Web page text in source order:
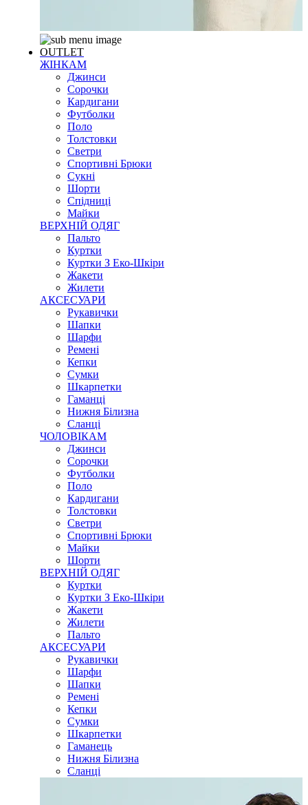
OUTLET
ЖІНКАМ
Джинси
Сорочки
Кардигани
Футболки
Поло
Толстовки
Светри
Спортивні Брюки
Сукні
Шорти
Спідниці
Майки
ВЕРХНІЙ ОДЯГ
Пальто
Куртки
Куртки З Еко-Шкіри
Жакети
Жилети
АКСЕСУАРИ
Рукавички
Шапки
Шарфи
Ремені
Кепки
Сумки
Шкарпетки
Гаманці
Нижня Білизна
Сланці
ЧОЛОВІКАМ
Джинси
Сорочки
Футболки
Поло
Кардигани
Толстовки
Светри
Спортивні Брюки
Майки
Шорти
ВЕРХНІЙ ОДЯГ
Куртки
Куртки З Еко-Шкіри
Жакети
Жилети
Пальто
АКСЕСУАРИ
Рукавички
Шарфи
Шапки
Ремені
Кепки
Сумки
Шкарпетки
Гаманець
Нижня Білизна
Сланці